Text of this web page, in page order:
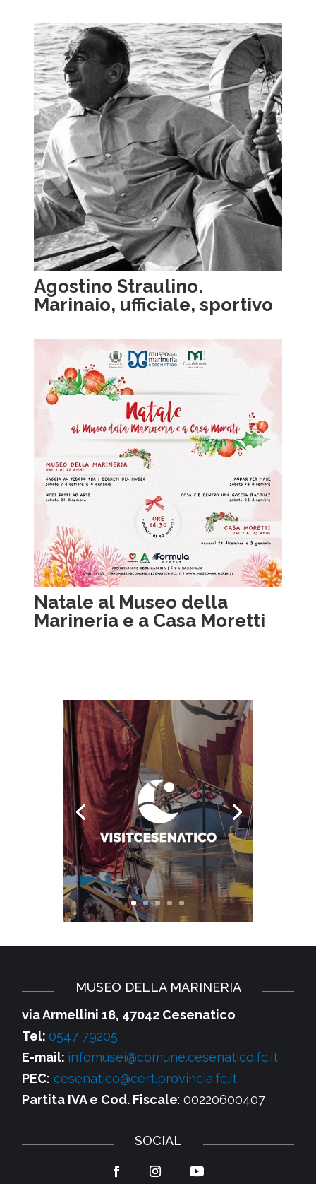
Agostino Straulino.
Marinaio, ufficiale, sportivo
Natale al Museo della
Marineria e a Casa Moretti
MUSEO DELLA MARINERIA
via Armellini 18, 47042 Cesenatico
Tel:0547 79205
E-mail: infomusei@comune.cesenatico.fc.it
PEC: cesenatico@cert.provincia.fc.it
Partita IVA e Cod. Fiscale: 00220600407
SOCIAL